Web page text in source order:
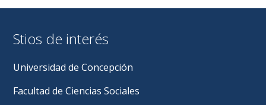
Stios de interés
Universidad de Concepción
Facultad de Ciencias Sociales